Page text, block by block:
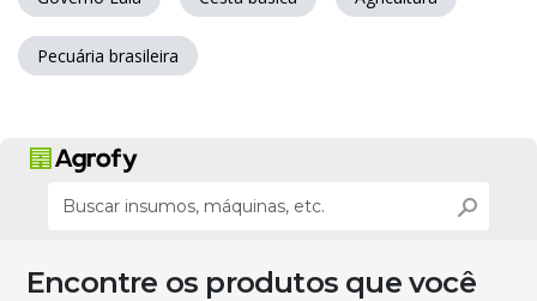
Pecuária brasileira
Encontre os produtos que você